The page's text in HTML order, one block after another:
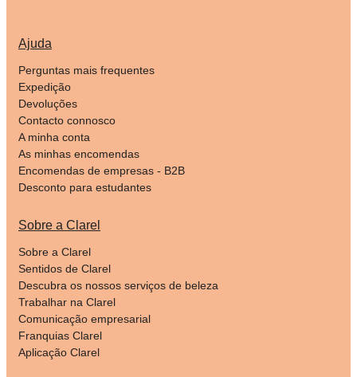
Ajuda
Perguntas mais frequentes
Expedição
Devoluções
Contacto connosco
A minha conta
As minhas encomendas
Encomendas de empresas - B2B
Desconto para estudantes
Sobre a Clarel
Sobre a Clarel
Sentidos de Clarel
Descubra os nossos serviços de beleza
Trabalhar na Clarel
Comunicação empresarial
Franquias Clarel
Aplicação Clarel